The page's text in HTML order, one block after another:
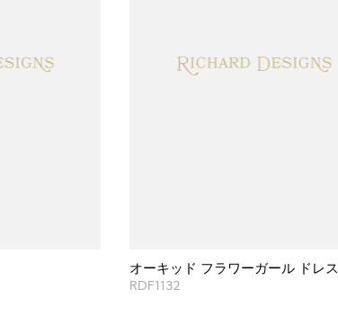
オーキッド フラワーガール ドレス
RDF1132